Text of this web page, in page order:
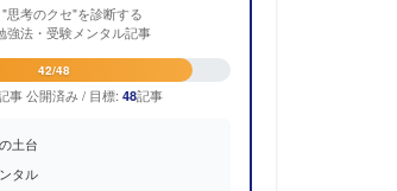
"思考のクセ"を診断する
強法・受験メンタル記事
42/48
事 公開済み / 目標: 48記事
土台
タル